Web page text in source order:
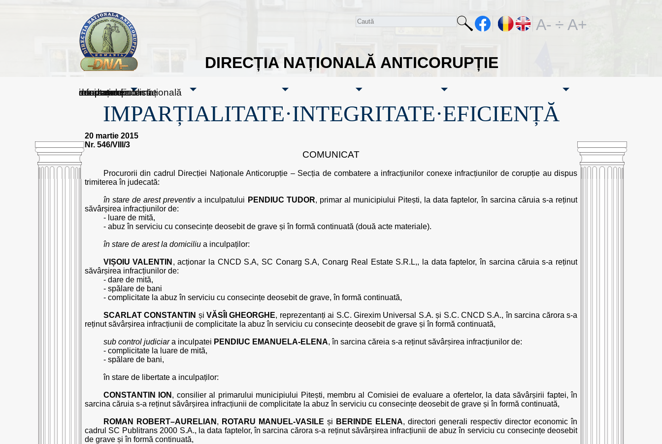
DIRECȚIA NAȚIONALĂ ANTICORUPȚIE
A- ÷ A+
sesizați-ne
despre noi
rezultatele noastre
mass media
informare publică
cooperare internațională
IMPARȚIALITATE·INTEGRITATE·EFICIENȚĂ
20 martie 2015
Nr. 546/VIII/3
COMUNICAT
Procurorii din cadrul Direcției Naționale Anticorupție – Secția de combatere a infracțiunilor conexe infracțiunilor de corupție au dispus
trimiterea în judecată:
în stare de arest preventiva inculpatului PENDIUC TUDOR, primar al municipiului Pitești, la data faptelor, în sarcina căruia s-a reținut
săvârșirea infracțiunilor de:
- luare de mită,
- abuz în serviciu cu consecințe deosebit de grave și în formă continuată (două acte materiale).
în stare de arest la domiciliua inculpaților:
VIȘOIU VALENTIN , acționar la CNCD S.A, SC Conarg S.A, Conarg Real Estate S.R.L,, la data faptelor, în sarcina căruia s-a reținut
săvârșirea infracțiunilor de:
- dare de mită,
- spălare de bani
- complicitate la abuz în serviciu cu consecințe deosebit de grave, în formă continuată,
SCARLAT CONSTANTIN și VĂSÎI GHEORGHE, reprezentanți ai S.C. Girexim Universal S.A. și S.C. CNCD S.A., în sarcina cărora s-a
reținut săvârșirea infracțiunii de complicitate la abuz în serviciu cu consecințe deosebit de grave și în formă continuată,
sub control judiciara inculpatei PENDIUC EMANUELA-ELENA, în sarcina căreia s-a reținut săvârșirea infracțiunilor de:
- complicitate la luare de mită,
- spălare de bani,
în stare de libertate a inculpaților:
CONSTANTIN ION , consilier al primarului municipiului Pitești, membru al Comisiei de evaluare a ofertelor, la data săvârșirii faptei, în
sarcina căruia s-a reținut săvârșirea infracțiunii de complicitate la abuz în serviciu cu consecințe deosebit de grave și în formă continuată,
ROMAN ROBERT–AURELIAN , ROTARU MANUEL-VASILE și BERINDE ELENA, directori generali respectiv director economic în
cadrul SC Publitrans 2000 S.A., la data faptelor, în sarcina cărora s-a reținut săvârșirea infracțiunii de abuz în serviciu cu consecințe deosebit
de grave și în formă continuată,